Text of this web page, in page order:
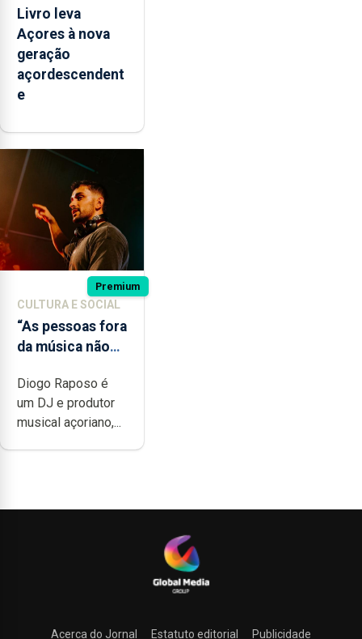
Livro leva
Açores à nova
geração
açordescendent
e
Premium
CULTURA E SOCIAL
“As pessoas fora
da música não
quão difícil é
produzir uma
música”
Diogo Raposo é
um DJ e produtor
musical açoriano,...
Acerca do Jornal Estatuto editorial Publicidade